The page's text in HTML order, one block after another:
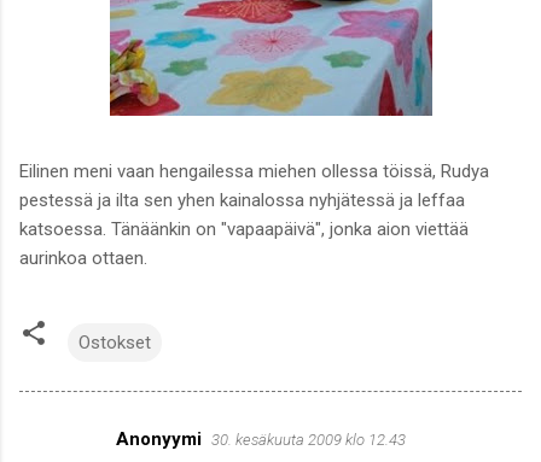
Eilinen meni vaan hengailessa miehen ollessa töissä, Rudya
pestessä ja ilta sen yhen kainalossa nyhjätessä ja leffaa
katsoessa. Tänäänkin on "vapaapäivä", jonka aion viettää
aurinkoa ottaen.
Ostokset
Anonyymi 30. kesäkuuta 2009 klo 12.43